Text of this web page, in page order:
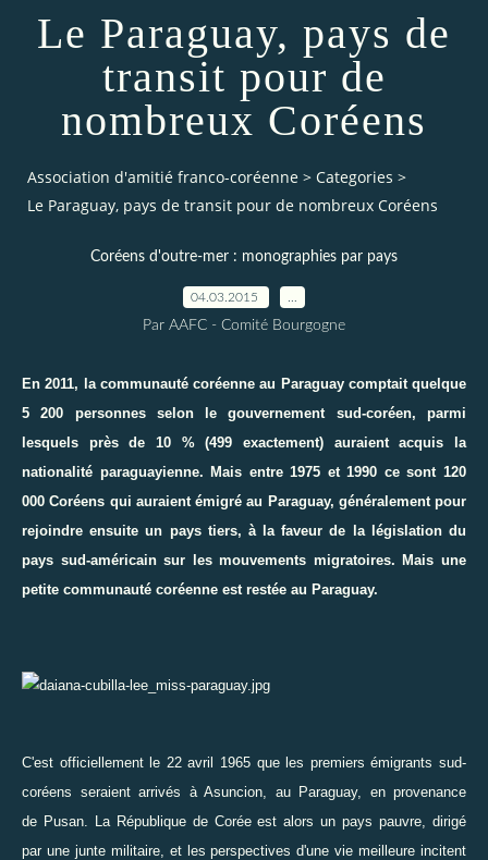
Le Paraguay, pays de
transit pour de
nombreux Coréens
Association d'amitié franco-coréenne > Categories >
Le Paraguay, pays de transit pour de nombreux Coréens
Coréens d'outre-mer : monographies par pays
04.03.2015
Par AAFC - Comité Bourgogne
En 2011, la communauté coréenne au Paraguay comptait quelque
5 200 personnes selon le gouvernement sud-coréen, parmi
lesquels près de 10 % (499 exactement) auraient acquis la
nationalité paraguayienne. Mais entre 1975 et 1990 ce sont 120
000 Coréens qui auraient émigré au Paraguay, généralement pour
rejoindre ensuite un pays tiers, à la faveur de la législation du
pays sud-américain sur les mouvements migratoires. Mais une
petite communauté coréenne est restée au Paraguay.
C'est officiellement le 22 avril 1965 que les premiers émigrants sud-
coréens seraient arrivés à Asuncion, au Paraguay, en provenance
de Pusan. La République de Corée est alors un pays pauvre, dirigé
par une junte militaire, et les perspectives d'une vie meilleure incitent